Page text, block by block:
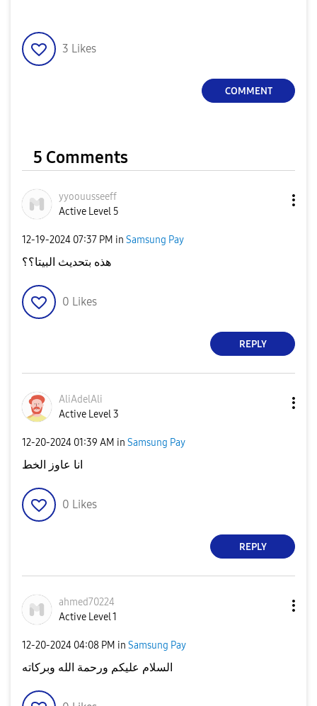
3 Likes
COMMENT
5 Comments
yyoouusseeff
Active Level 5
‎12-19-2024 07:37 PM in Samsung Pay
هذه بتحديث البيتا؟؟
0 Likes
REPLY
AliAdelAli
Active Level 3
‎12-20-2024 01:39 AM in Samsung Pay
انا عاوز الخط
0 Likes
REPLY
ahmed70224
Active Level 1
‎12-20-2024 04:08 PM in Samsung Pay
السلام عليكم ورحمة الله وبركاته